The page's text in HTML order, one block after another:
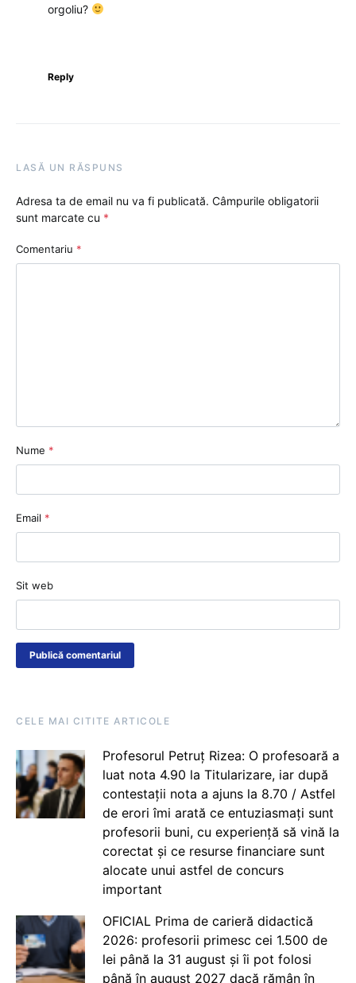
orgoliu?
Reply
LASĂ UN RĂSPUNS
Adresa ta de email nu va fi publicată. Câmpurile obligatorii
sunt marcate cu *
Comentariu *
Nume *
Email *
Sit web
CELE MAI CITITE ARTICOLE
Profesorul Petruț Rizea: O profesoară a
luat nota 4.90 la Titularizare, iar după
contestații nota a ajuns la 8.70 / Astfel
de erori îmi arată ce entuziasmați sunt
profesorii buni, cu experiență să vină la
corectat și ce resurse financiare sunt
alocate unui astfel de concurs
important
OFICIAL Prima de carieră didactică
2026: profesorii primesc cei 1.500 de
lei până la 31 august și îi pot folosi
până în august 2027 dacă rămân în